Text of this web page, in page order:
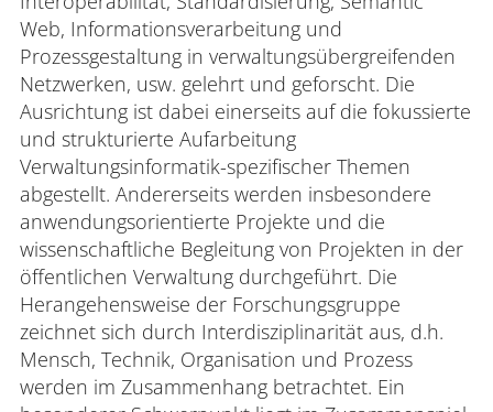
Web, Informationsverarbeitung und
Prozessgestaltung in verwaltungsübergreifenden
Netzwerken, usw. gelehrt und geforscht. Die
Ausrichtung ist dabei einerseits auf die fokussierte
und strukturierte Aufarbeitung
Verwaltungsinformatik-spezifischer Themen
abgestellt. Andererseits werden insbesondere
anwendungsorientierte Projekte und die
wissenschaftliche Begleitung von Projekten in der
öffentlichen Verwaltung durchgeführt. Die
Herangehensweise der Forschungsgruppe
zeichnet sich durch Interdisziplinarität aus, d.h.
Mensch, Technik, Organisation und Prozess
werden im Zusammenhang betrachtet. Ein